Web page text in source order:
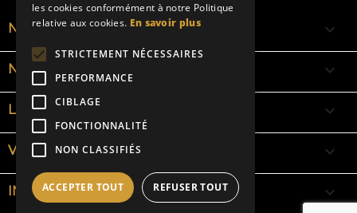
NOS RUBANS 
NOS BRACELETS 
LA SIGNIFICATION DES COULEURS 
VOTRE COMPTE 
INFORMATIONS keyboard_arrow_down
les cookies conformément à notre Politique
relative aux cookies. En savoir plus
STRICTEMENT NÉCESSAIRES
PERFORMANCE
CIBLAGE
FONCTIONNALITÉ
NON CLASSIFIÉS
ACCEPTER TOUT REFUSER TOUT